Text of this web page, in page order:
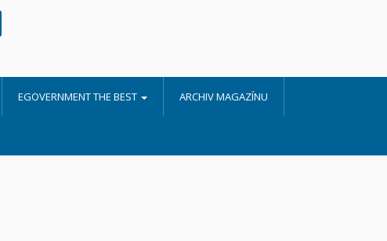
EGOVERNMENT THE BEST ARCHIV MAGAZÍNU